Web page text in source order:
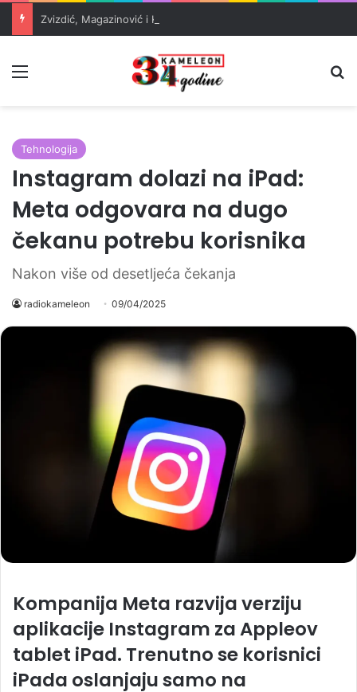
Tehnologija
Instagram dolazi na iPad:
Meta odgovara na dugo
čekanu potrebu korisnika
Nakon više od desetljeća čekanja
radiokameleon 09/04/2025
Kompanija Meta razvija verziju
aplikacije Instagram za Appleov
tablet iPad. Trenutno se korisnici
iPada oslanjaju samo na